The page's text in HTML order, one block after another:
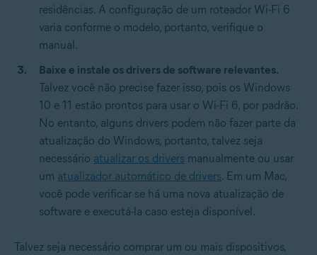
residências. A configuração de um roteador Wi-Fi 6
varia conforme o modelo, portanto, verifique o
manual.
Baixe e instale os drivers de software relevantes.
Talvez você não precise fazer isso, pois os Windows
10 e 11 estão prontos para usar o Wi-Fi 6, por padrão.
No entanto, alguns drivers podem não fazer parte da
atualização do Windows, portanto, talvez seja
necessário atualizar os drivers manualmente ou usar
um atualizador automático de drivers. Em um Mac,
você pode verificar se há uma nova atualização de
software e executá-la caso esteja disponível.
Talvez seja necessário comprar um ou mais dispositivos,